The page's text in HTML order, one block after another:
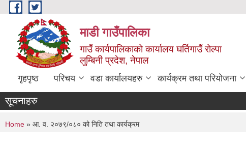
Skip to main content
माडी गाउँपालिका
गाउँ कार्यपालिकाको कार्यालय घर्तिगाउँ रोल्पा
लुम्बिनी प्रदेश, नेपाल
गृहपृष्ठ परिचय वडा कार्यालयहरु कार्यक्रम तथा परियोजना
सूचनाहरु
You are here
Home » आ. व. २०७९/०८० को निति तथा कार्यक्रम